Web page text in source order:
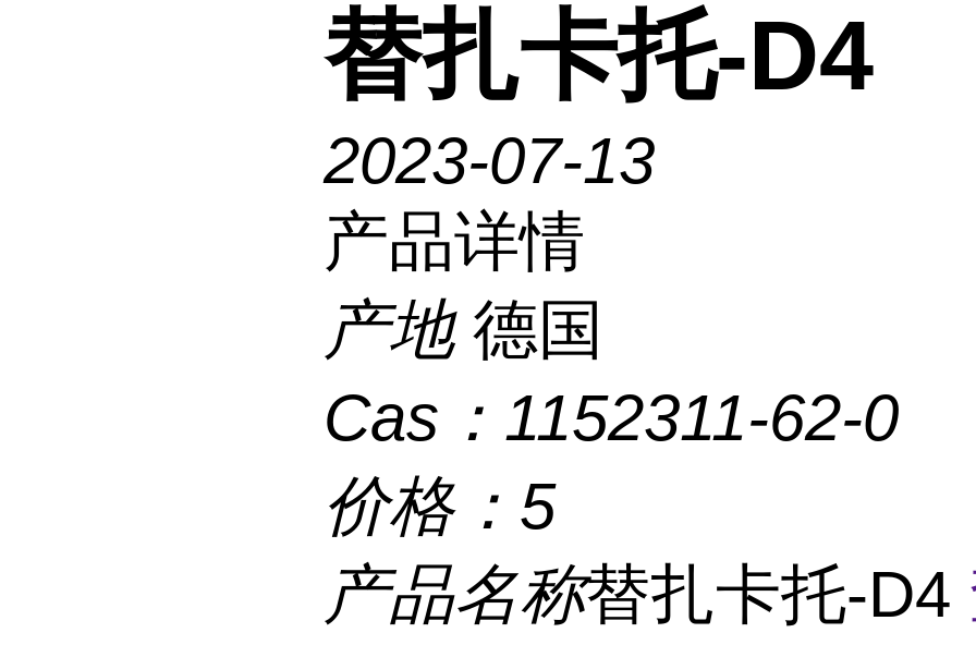
替扎卡托-D4
2023-07-13
产品详情
产地 德国
Cas： 1152311-62-0
价格： 5
产品名称替扎卡托-D4